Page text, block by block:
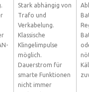
Stark abhängig von
Trafo und
Verkabelung.
Klassische
Klingelimpulse
möglich.
Dauerstrom für
smarte Funktionen
nicht immer